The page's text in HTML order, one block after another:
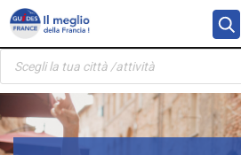
Pannello di gestione dei cookies
Skip
content
Ricerca
prodotti